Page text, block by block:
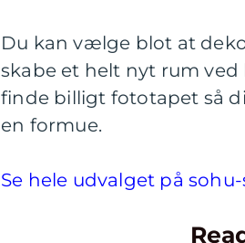
Du kan vælge blot at
skabe et helt nyt rum
finde billigt fototapet så
en formue.
Se hele udvalget på